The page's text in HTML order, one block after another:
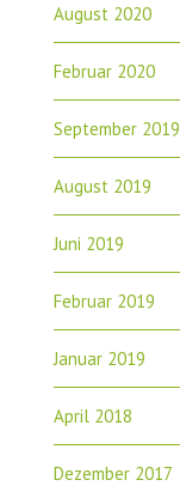
August 2020
Februar 2020
September 2019
August 2019
Juni 2019
Februar 2019
Januar 2019
April 2018
Dezember 2017